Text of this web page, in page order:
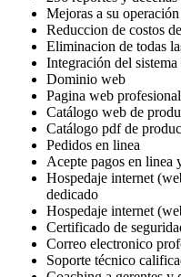
Mejoras a su
Reduccion de costos
Eliminacion de todas
Integración del sistema
Dominio web
Pagina web
Catálogo web de
Catálogo pdf de
Pedidos en linea
Acepte pagos en linea
Hospedaje internet
dedicado
Hospedaje internet
Certificado de
Correo electronico
Soporte técnico